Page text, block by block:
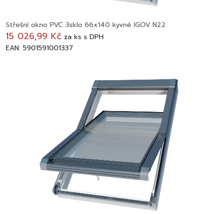
Střešní okno PVC 3sklo 66x140 kyvné IGOV N22
15 026,99 Kč za ks s DPH
EAN: 5901591001337